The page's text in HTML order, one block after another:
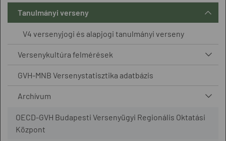
Tanulmányi verseny
V4 versenyjogi és alapjogi tanulmányi verseny
Versenykultúra felmérések
GVH-MNB Versenystatisztika adatbázis
Archívum
OECD-GVH Budapesti Versenyügyi Regionális Oktatási
Központ